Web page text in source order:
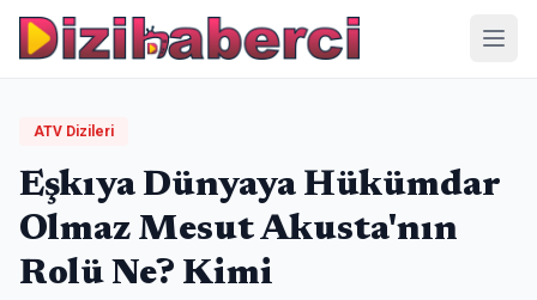
ATV Dizileri
Eşkıya Dünyaya Hükümdar
Olmaz Mesut Akusta'nın
Rolü Ne? Kimi